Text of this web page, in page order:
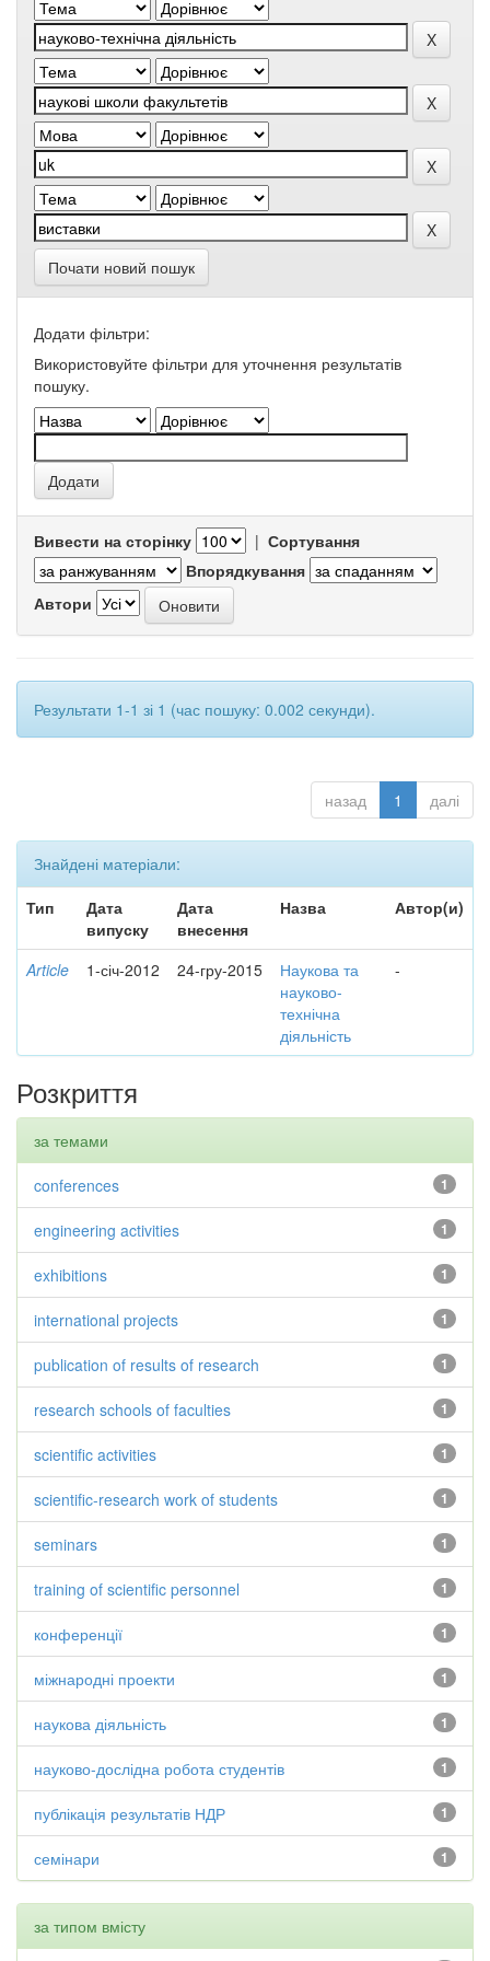
Почати новий пошук
Додати фільтри:
Використовуйте фільтри для уточнення результатів
пошуку.
Вивести на сторінку | Сортування
Впорядкування
Автори
Результати 1-1 зі 1 (час пошуку: 0.002 секунди).
назад 1 далі
Знайдені матеріали:
Тип
Дата
випуску
Дата
внесення
Назва Автор(и)
Article 1-січ-2012 24-гру-2015
Наукова та
науково-
технічна
діяльність
-
Розкриття
за темами
1
conferences
1
engineering activities
1
exhibitions
1
international projects
1
publication of results of research
1
research schools of faculties
1
scientific activities
1
scientific-research work of students
1
seminars
1
training of scientific personnel
1
конференції
1
міжнародні проекти
1
наукова діяльність
1
науково-дослідна робота студентів
1
публікація результатів НДР
1
семінари
за типом вмісту